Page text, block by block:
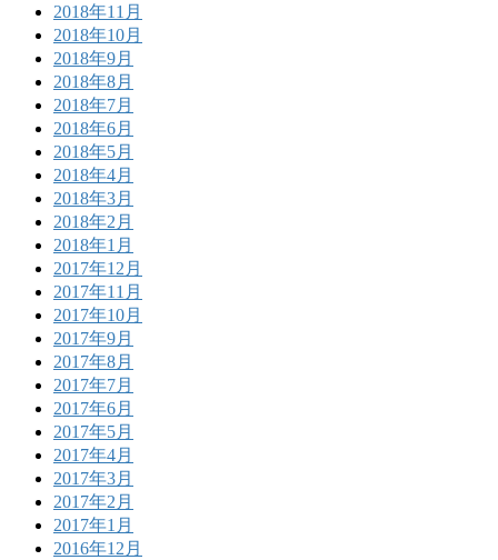
2018年11月
2018年10月
2018年9月
2018年8月
2018年7月
2018年6月
2018年5月
2018年4月
2018年3月
2018年2月
2018年1月
2017年12月
2017年11月
2017年10月
2017年9月
2017年8月
2017年7月
2017年6月
2017年5月
2017年4月
2017年3月
2017年2月
2017年1月
2016年12月